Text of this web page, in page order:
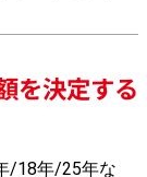
性をもつからで
を決定する
/18年/25年な